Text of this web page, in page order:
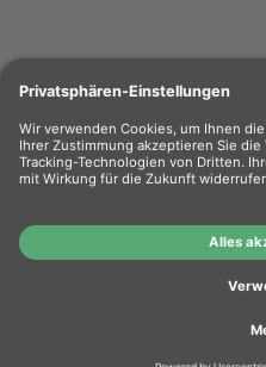
Wiederverkäufer: Das
Shops richtet sich
sich bitte in